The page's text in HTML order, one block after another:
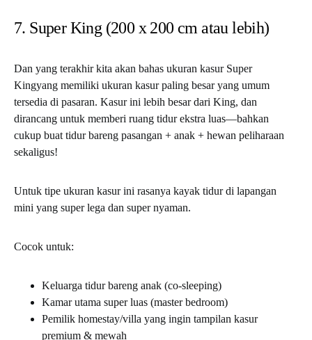
7. Super King (200 x 200 cm atau lebih)
Dan yang terakhir kita akan bahas ukuran kasur Super
Kingyang memiliki ukuran kasur paling besar yang umum
tersedia di pasaran. Kasur ini lebih besar dari King, dan
dirancang untuk memberi ruang tidur ekstra luas—bahkan
cukup buat tidur bareng pasangan + anak + hewan peliharaan
sekaligus!
Untuk tipe ukuran kasur ini rasanya kayak tidur di lapangan
mini yang super lega dan super nyaman.
Cocok untuk:
Keluarga tidur bareng anak (co-sleeping)
Kamar utama super luas (master bedroom)
Pemilik homestay/villa yang ingin tampilan kasur
premium & mewah